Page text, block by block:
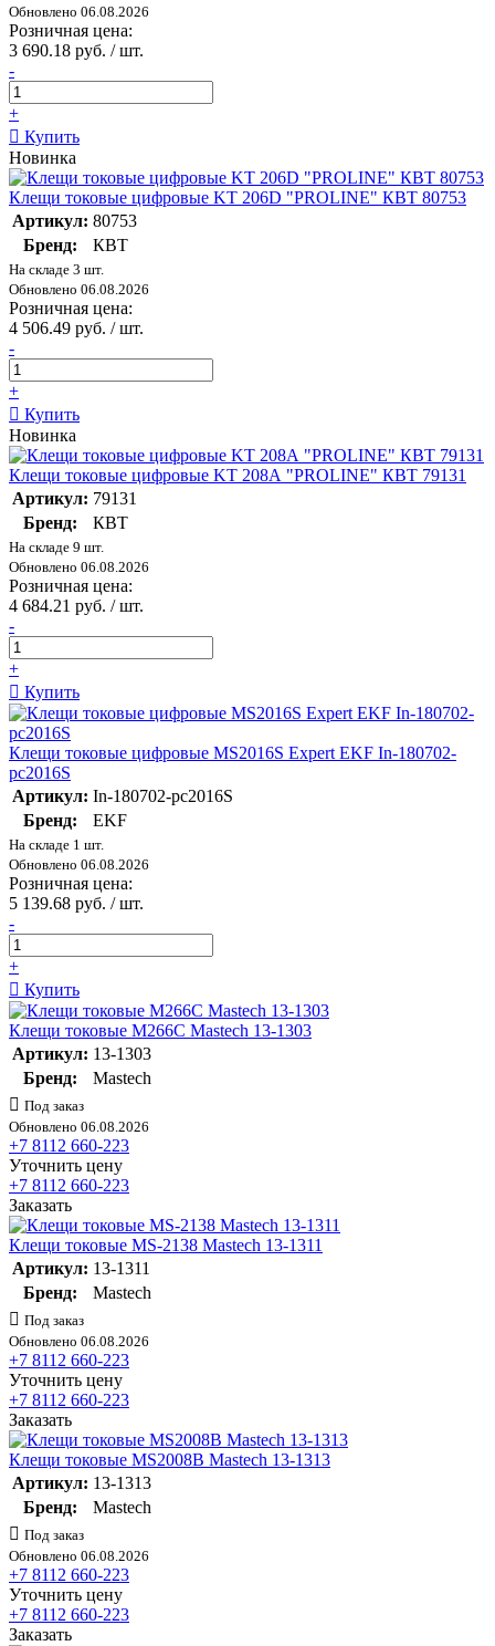
Обновлено 06.08.2026
Розничная цена:
3 690.18 руб. / шт.
-
+
Купить
Новинка
Клещи токовые цифровые KT 206D "PROLINE" КВТ 80753
Артикул: 80753
Бренд:
КВТ
На складе 3 шт.
Обновлено 06.08.2026
Розничная цена:
4 506.49 руб. / шт.
-
+
Купить
Новинка
Клещи токовые цифровые KT 208А "PROLINE" КВТ 79131
Артикул: 79131
Бренд:
КВТ
На складе 9 шт.
Обновлено 06.08.2026
Розничная цена:
4 684.21 руб. / шт.
-
+
Купить
Клещи токовые цифровые MS2016S Expert EKF In-180702-
pc2016S
Артикул: In-180702-pc2016S
Бренд:
EKF
На складе 1 шт.
Обновлено 06.08.2026
Розничная цена:
5 139.68 руб. / шт.
-
+
Купить
Клещи токовые M266C Mastech 13-1303
Артикул: 13-1303
Бренд:
Mastech
Под заказ
Обновлено 06.08.2026
+7 8112 660-223
Уточнить цену
+7 8112 660-223
Заказать
Клещи токовые MS-2138 Mastech 13-1311
Артикул: 13-1311
Бренд:
Mastech
Под заказ
Обновлено 06.08.2026
+7 8112 660-223
Уточнить цену
+7 8112 660-223
Заказать
Клещи токовые MS2008B Mastech 13-1313
Артикул: 13-1313
Бренд:
Mastech
Под заказ
Обновлено 06.08.2026
+7 8112 660-223
Уточнить цену
+7 8112 660-223
Заказать